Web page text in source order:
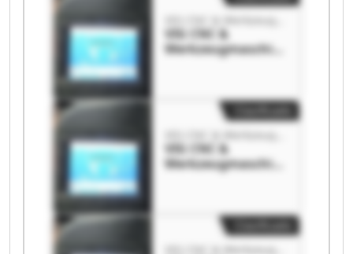
VIG CNC &
Werkzeugmaschin
en VIG CNC &
VIG CNC &
Werkzeugmaschin
en VIG CNC &